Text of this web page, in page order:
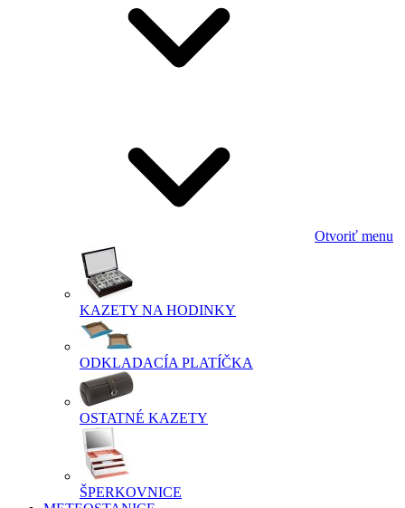
Otvoriť menu
KAZETY NA HODINKY
ODKLADACÍA PLATÍČKA
OSTATNÉ KAZETY
ŠPERKOVNICE